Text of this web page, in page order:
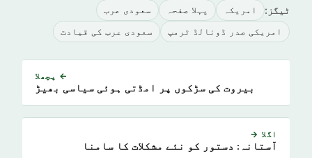
ٹیگز: امريكہ پہلا صفحہ سعودى عرب
امریکی صدر ڈونالڈ ٹرمپ سعودی عرب کی قیادت
← پچھلا
بیروت کی سڑکوں پر امڈتی ہوئی سیاسی بھیڑ
اگلا →
آستانہ: دستور کو نئے مشکلات کا سامنا